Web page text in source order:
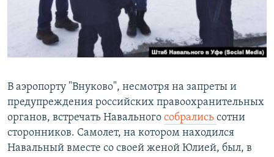
В аэропорту "Внуково", несмотря на запреты и
предупреждения российских правоохранительных
органов, встречать Навального собрались сотни
сторонников. Самолет, на котором находился
Навальный вместе со своей женой Юлией, был, в